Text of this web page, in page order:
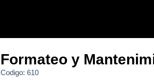
Formateo y
Codigo: 610